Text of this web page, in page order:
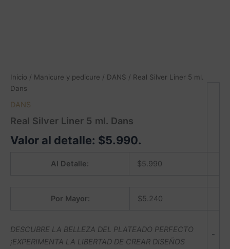
Inicio / Manicure y pedicure / DANS / Real Silver Liner 5 ml.
Dans
DANS
Real Silver Liner 5 ml. Dans
Valor al detalle: $5.990.
Al Detalle: $5.990
Por Mayor: $5.240
DESCUBRE LA BELLEZA DEL PLATEADO PERFECTO
¡EXPERIMENTA LA LIBERTAD DE CREAR DISEÑOS
-